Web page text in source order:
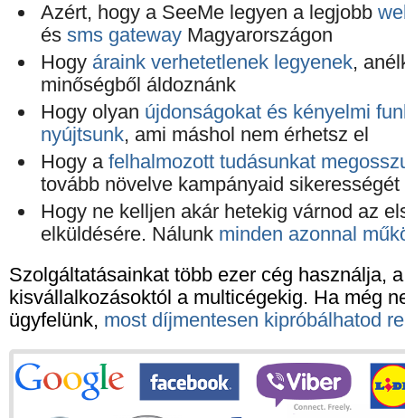
Azért, hogy a SeeMe legyen a legjobb
és sms gateway Magyarországon
Hogy áraink verhetetlenek legyenek,
minőségből áldoznánk
Hogy olyan újdonságokat és kényelmi
nyújtsunk, ami máshol nem érhetsz el
Hogy a felhalmozott tudásunkat
tovább növelve kampányaid sikerességét
Hogy ne kelljen akár hetekig várnod az
elküldésére. Nálunk minden azonnal
Szolgáltatásainkat több ezer cég használja, a
kisvállalkozásoktól a multicégekig. Ha még
ügyfelünk, most díjmentesen kipróbálhatod